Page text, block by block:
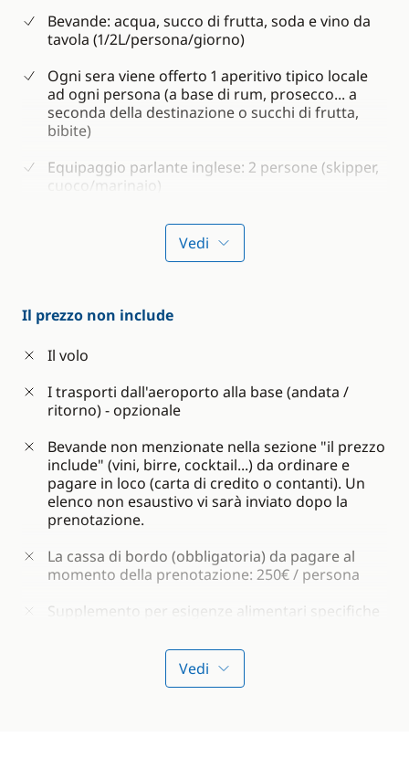
Bevande: acqua, succo di frutta, soda e vino da
tavola (1/2L/persona/giorno)
Ogni sera viene offerto 1 aperitivo tipico locale
ad ogni persona (a base di rum, prosecco... a
seconda della destinazione o succhi di frutta,
bibite)
Equipaggio parlante inglese: 2 persone (skipper,
cuoco/marinaio)
2 paia di lenzuola, asciugamani e teli da bagno
per persona e per settimana
Materiali di consumo a bordo (acqua, benzina e
Assicurazione della barca e dei passeggeri
Sport nautici a bordo : equipaggiamento per
immersioni (pinne, maschera e boccaglio) e
kayak
Vedi
Il prezzo non include
Il volo
I trasporti dall'aeroporto alla base (andata /
ritorno) - opzionale
Bevande non menzionate nella sezione "il prezzo
include" (vini, birre, cocktail...) da ordinare e
pagare in loco (carta di credito o contanti). Un
elenco non esaustivo vi sarà inviato dopo la
prenotazione.
La cassa di bordo (obbligatoria) da pagare al
momento della prenotazione: 250€ / persona
Supplemento per esigenze alimentari specifiche
glutine, diabetico, senza pesce/frutti di mare,
senza lattosio, senza prodotti lattiero-caseari): €
Vedi